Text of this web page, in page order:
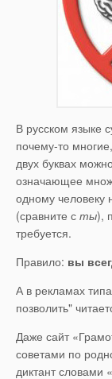
В русском языке
почему-то
двух буквах
означающее
одному человеку
(сравните с ты),
требуется.
Правило: вы
А в рекламах
позволить"
Даже сайт
советами по
диктант словами